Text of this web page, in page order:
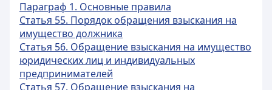
Параграф 1. Основные правила
Статья 55. Порядок обращения взыскания на
имущество должника
Статья 56. Обращение взыскания на имущество
юридических лиц и индивидуальных
предпринимателей
Статья 57. Обращение взыскания на